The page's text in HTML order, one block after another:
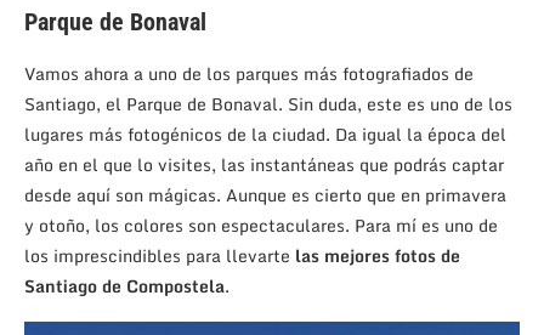
Parque de Bonaval
Vamos ahora a uno de los parques más fotografiados de
Santiago, el Parque de Bonaval. Sin duda, este es uno de los
lugares más fotogénicos de la ciudad. Da igual la época del
año en el que lo visites, las instantáneas que podrás captar
desde aquí son mágicas. Aunque es cierto que en primavera
y otoño, los colores son espectaculares. Para mí es uno de
los imprescindibles para llevarte las mejores fotos de
Santiago de Compostela.